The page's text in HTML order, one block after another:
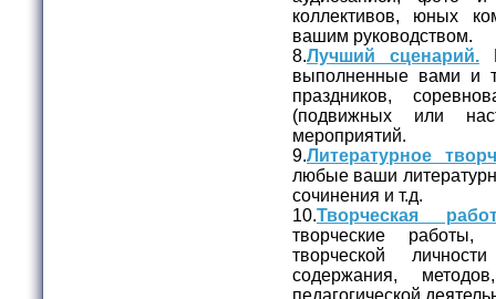
коллективов, юных
вашим руководством.
8.Лучший сценарий.
выполненные вами и
праздников,
(подвижных или
мероприятий.
9.Литературное
любые ваши
сочинения и т.д.
10.Творческая
творческие
творческой
содержания,
педагогической